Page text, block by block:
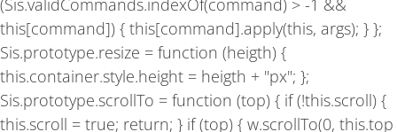
(Sis.validCommands.indexOf(command) > -1 &&
this[command]) { this[command].apply(this, args); } };
Sis.prototype.resize = function (heigth) {
this.container.style.height = heigth + "px"; };
Sis.prototype.scrollTo = function (top) { if (!this.scroll) {
this.scroll = true; return; } if (top) { w.scrollTo(0, this.top